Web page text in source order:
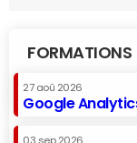
FORMATIONS
27 aoû 2026
Google
03 sep 2026